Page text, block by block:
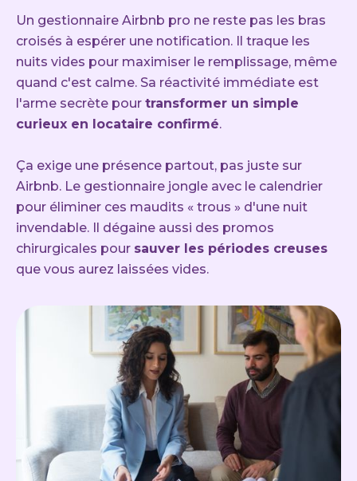
Un gestionnaire Airbnb pro ne reste pas les bras
croisés à espérer une notification. Il traque les
nuits vides pour maximiser le remplissage, même
quand c'est calme. Sa réactivité immédiate est
l'arme secrète pour transformer un simple
curieux en locataire confirmé.
Ça exige une présence partout, pas juste sur
Airbnb. Le gestionnaire jongle avec le calendrier
pour éliminer ces maudits « trous » d'une nuit
invendable. Il dégaine aussi des promos
chirurgicales pour sauver les périodes creuses
que vous aurez laissées vides.